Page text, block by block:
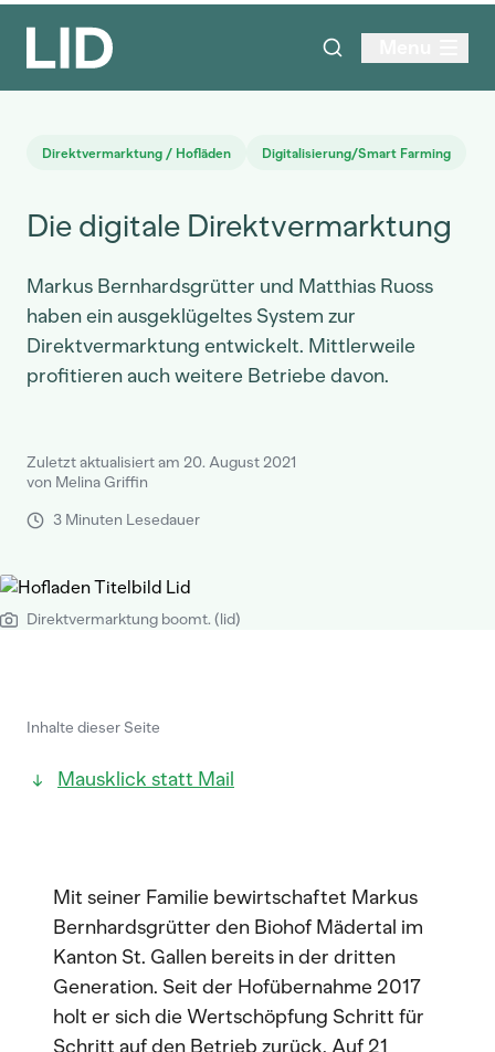
Direktvermarktung / Hofläden Digitalisierung/Smart Farming
Die digitale Direktvermarktung
Markus Bernhardsgrütter und Matthias Ruoss
haben ein ausgeklügeltes System zur
Direktvermarktung entwickelt. Mittlerweile
profitieren auch weitere Betriebe davon.
Zuletzt aktualisiert am 20. August 2021
von Melina Griffin
3 Minuten Lesedauer
Direktvermarktung boomt. (lid)
Inhalte dieser Seite
Mausklick statt Mail
Mit seiner Familie bewirtschaftet Markus
Bernhardsgrütter den Biohof Mädertal im
Kanton St. Gallen bereits in der dritten
Generation. Seit der Hofübernahme 2017
holt er sich die Wertschöpfung Schritt für
Schritt auf den Betrieb zurück. Auf 21